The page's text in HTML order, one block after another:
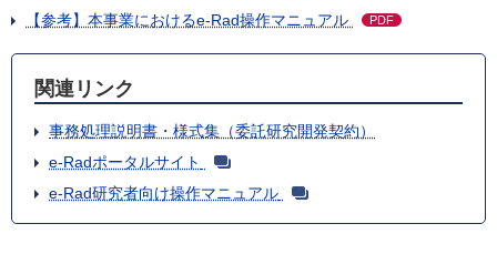
【参考】本事業におけるe-Rad操作マニュアル PDF
関連リンク
事務処理説明書・様式集（委託研究開発契約）
e-Radポータルサイト
e-Rad研究者向け操作マニュアル